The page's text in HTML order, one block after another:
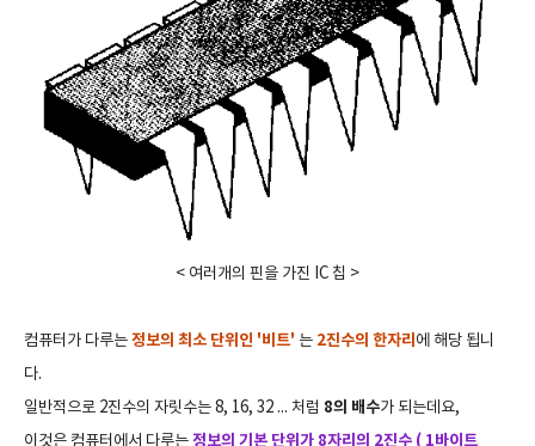
< 여러개의 핀을 가진 IC 칩 >
컴퓨터가 다루는정보의 최소 단위인 '비트' 는 2진수의 한자리 에 해당 됩니
다.
일반적으로 2진수의 자릿수는 8, 16, 32 ... 처럼 8의 배수가 되는데요,
이것은 컴퓨터에서 다루는정보의 기본 단위가 8자리의 2진수 ( 1바이트